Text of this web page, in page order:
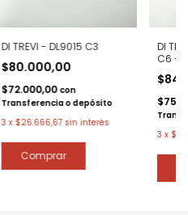
DI TREVI - DL9015 C3
$80.000,00
$72.000,00 con
Transferencia o depósito
3 x $26.666,67 sin interés
DI
C6 -
3 x